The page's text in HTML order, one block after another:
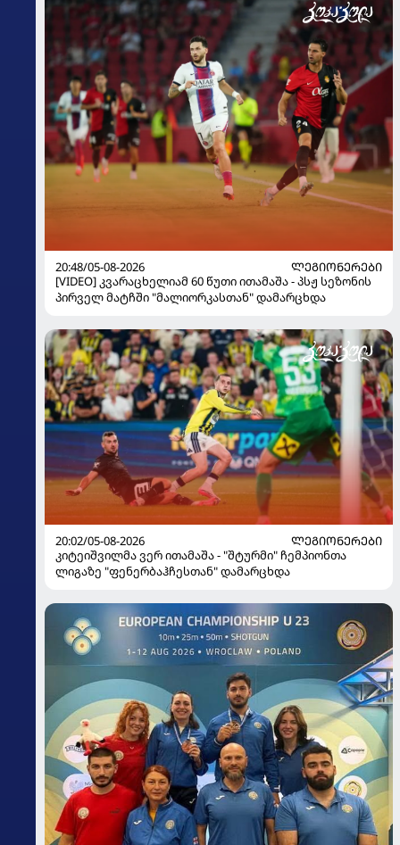
20:48/05-08-2026
ᲚᲔᲒᲘᲝᲜᲔᲠᲔᲑᲘ
[VIDEO] კვარაცხელიამ 60 წუთი ითამაშა - პსჟ სეზონის
პირველ მატჩში "მალიორკასთან" დამარცხდა
20:02/05-08-2026
ᲚᲔᲒᲘᲝᲜᲔᲠᲔᲑᲘ
კიტეიშვილმა ვერ ითამაშა - "შტურმი" ჩემპიონთა
ლიგაზე "ფენერბაჰჩესთან" დამარცხდა